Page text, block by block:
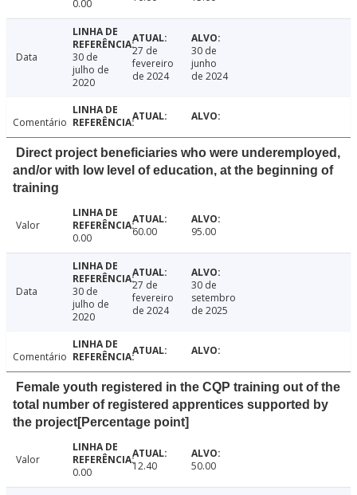
0.00
Data
30 de
julho de
2020
27 de
fevereiro
de 2024
30 de
junho
de 2024
Comentário
Direct project beneficiaries who were underemployed,
and/or with low level of education, at the beginning of
training
Valor
0.00
60.00 95.00
Data
30 de
julho de
2020
27 de
fevereiro
de 2024
30 de
setembro
de 2025
Comentário
Female youth registered in the CQP training out of the
total number of registered apprentices supported by
the project[Percentage point]
Valor
0.00
12.40 50.00